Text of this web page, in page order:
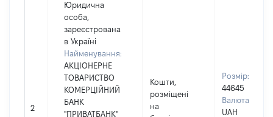
2
Юридична
особа,
зареєстрована
в Україні
Найменування:
АКЦІОНЕРНЕ
ТОВАРИСТВО
КОМЕРЦІЙНИЙ
БАНК
"ПРИВАТБАНК"
Кошти,
розміщені
на
Розмір:
44645
Валюта:
UAH